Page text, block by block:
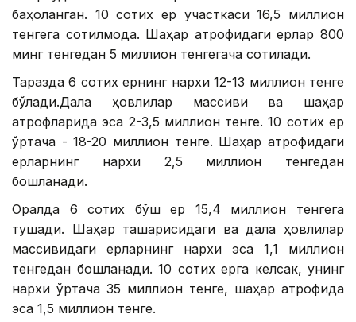
баҳоланган. 10 сотих ер участкаси 16,5 миллион
тенгега сотилмоқда. Шаҳар атрофидаги ерлар 800
минг тенгедан 5 миллион тенгегача сотилади.
Таразда 6 сотих ернинг нархи 12-13 миллион тенге
бўлади.Дала ҳовлилар массиви ва шаҳар
атрофларида эса 2-3,5 миллион тенге. 10 сотих ер
ўртача - 18-20 миллион тенге. Шаҳар атрофидаги
ерларнинг нархи 2,5 миллион тенгедан
бошланади.
Оралда 6 сотих бўш ер 15,4 миллион тенгега
тушади. Шаҳар ташқарисидаги ва дала ҳовлилар
массивидаги ерларнинг нархи эса 1,1 миллион
тенгедан бошланади. 10 сотих ерга келсак, унинг
нархи ўртача 35 миллион тенге, шаҳар атрофида
эса 1,5 миллион тенге.